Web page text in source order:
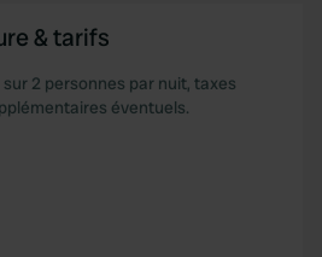
& tarifs
2 personnes par nuit, taxes
éventuels.